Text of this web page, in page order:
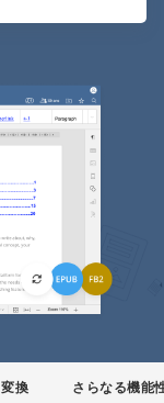
変換 さらなる機能